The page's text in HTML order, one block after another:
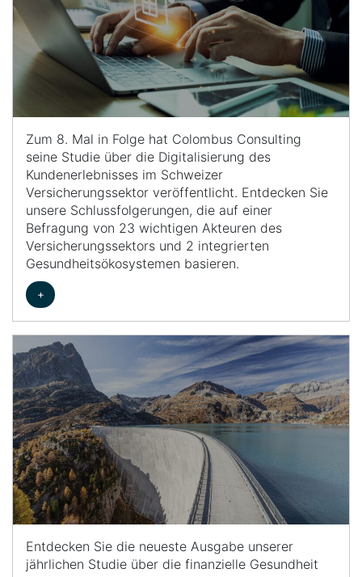
Zum 8. Mal in Folge hat Colombus Consulting
seine Studie über die Digitalisierung des
Kundenerlebnisses im Schweizer
Versicherungssektor veröffentlicht. Entdecken Sie
unsere Schlussfolgerungen, die auf einer
Befragung von 23 wichtigen Akteuren des
Versicherungssektors und 2 integrierten
Gesundheitsökosystemen basieren.
+
Entdecken Sie die neueste Ausgabe unserer
jährlichen Studie über die finanzielle Gesundheit